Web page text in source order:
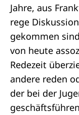
Jahre, aus
rege
gekommen
von heute
Redezeit
andere reden
der bei der